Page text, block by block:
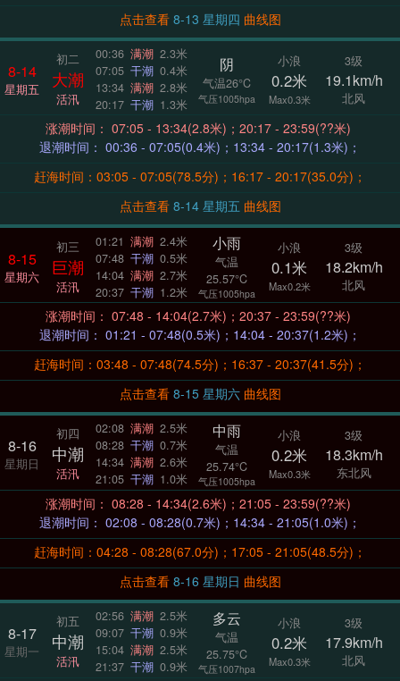
点击查看
8-13 星期四 曲线图
8-14
星期五
初二
大潮
活汛
00:36 满潮 2.3米
07:05 干潮 0.4米
13:34 满潮 2.8米
20:17 干潮 1.3米
阴
气温26°C
气压1005hpa
小浪
0.2米
Max0.3米
3级
19.1km/h
北风
涨潮时间： 07:05 - 13:34(2.8米)；20:17 - 23:59(??米)
退潮时间： 00:36 - 07:05(0.4米)；13:34 - 20:17(1.3米)；
赶海时间：03:05 - 07:05(78.5分)；16:17 - 20:17(35.0分)；
点击查看
8-14 星期五 曲线图
8-15
星期六
初三
巨潮
活汛
01:21 满潮 2.4米
07:48 干潮 0.5米
14:04 满潮 2.7米
20:37 干潮 1.2米
小雨
气温
25.57°C
气压1005hpa
小浪
0.1米
Max0.2米
3级
18.2km/h
北风
涨潮时间： 07:48 - 14:04(2.7米)；20:37 - 23:59(??米)
退潮时间： 01:21 - 07:48(0.5米)；14:04 - 20:37(1.2米)；
赶海时间：03:48 - 07:48(74.5分)；16:37 - 20:37(41.5分)；
点击查看
8-15 星期六 曲线图
8-16
星期日
初四
中潮
活汛
02:08 满潮 2.5米
08:28 干潮 0.7米
14:34 满潮 2.6米
21:05 干潮 1.0米
中雨
气温
25.74°C
气压1005hpa
小浪
0.2米
Max0.3米
3级
18.3km/h
东北风
涨潮时间： 08:28 - 14:34(2.6米)；21:05 - 23:59(??米)
退潮时间： 02:08 - 08:28(0.7米)；14:34 - 21:05(1.0米)；
赶海时间：04:28 - 08:28(67.0分)；17:05 - 21:05(48.5分)；
点击查看
8-16 星期日 曲线图
8-17
星期一
初五
中潮
活汛
02:56 满潮 2.5米
09:07 干潮 0.9米
15:04 满潮 2.5米
21:37 干潮 0.9米
多云
气温
25.75°C
气压1007hpa
小浪
0.2米
Max0.3米
3级
17.9km/h
北风